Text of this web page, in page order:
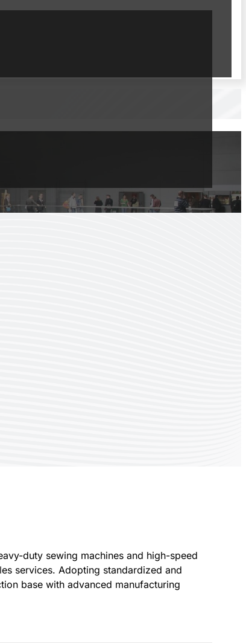
duty sewing machines and high-speed
services. Adopting standardized and
base with advanced manufacturing